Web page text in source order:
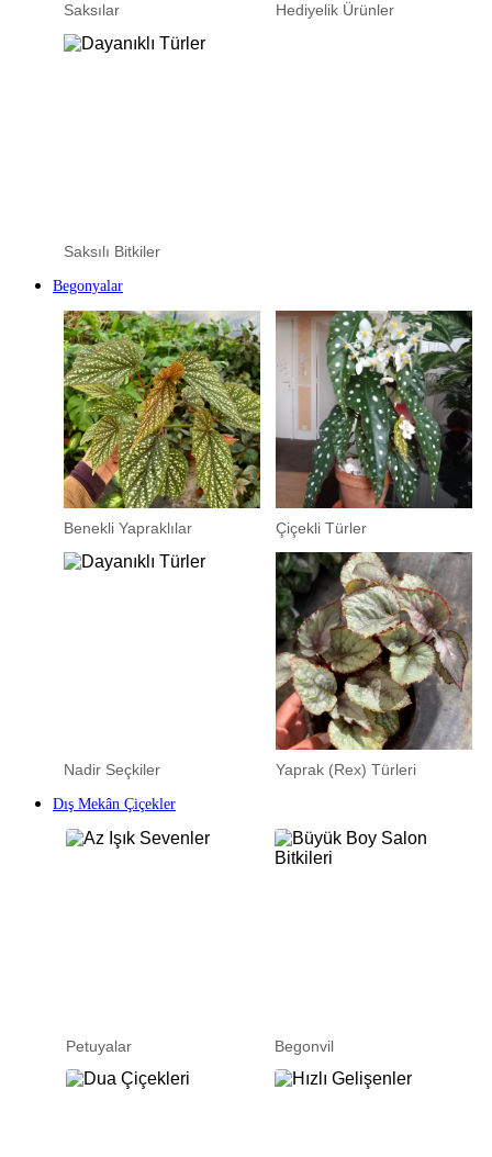
Saksılar Hediyelik Ürünler
Saksılı Bitkiler
Begonyalar
Benekli Yapraklılar Çiçekli Türler
Nadir Seçkiler Yaprak (Rex) Türleri
Dış Mekân Çiçekler
Petuyalar Begonvil